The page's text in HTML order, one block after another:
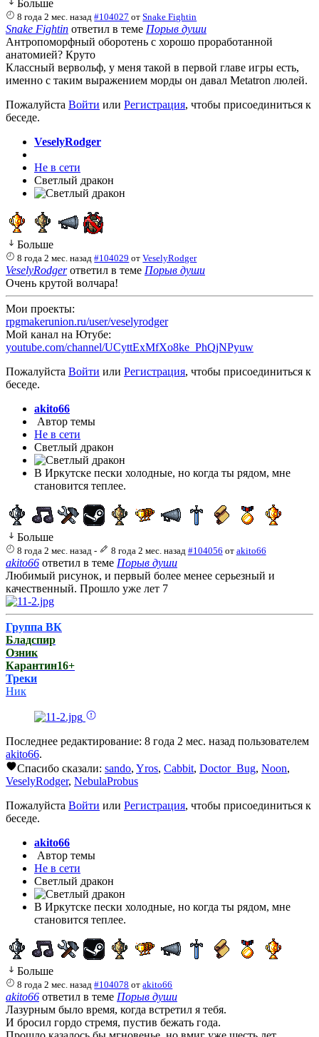
Больше
8 года 2 мес. назад #104027 отSnake Fightin
Snake Fightin ответил в теме Порыв души
Антропоморфный оборотень с хорошо проработанной
анатомией? Круто
Классный вервольф, у меня такой в первой главе игры есть,
именно с таким выражением морды он давал Metatron люлей.
Пожалуйста Войти или Регистрация, чтобы присоединиться к
беседе.
VeselyRodger
Не в сети
Светлый дракон
Больше
8 года 2 мес. назад #104029 отVeselyRodger
VeselyRodgerответил в теме Порыв души
Очень крутой волчара!
Мои проекты:
rpgmakerunion.ru/user/veselyrodger
Мой канал на Ютубе:
youtube.com/channel/UCyttExMfXo8ke_PhQjNPyuw
Пожалуйста Войти или Регистрация, чтобы присоединиться к
беседе.
akito66
Автор темы
Не в сети
Светлый дракон
В Иркутске пески холодные, но когда ты рядом, мне
становится теплее.
Больше
8 года 2 мес. назад - 8 года 2 мес. назад #104056 от akito66
akito66 ответил в теме Порыв души
Любимый рисунок, и первый более менее серьезный и
качественный. Прошло уже лет 7
Группа ВК
Бладспир
Озник
Карантин16+
Треки
Ник
Последнее редактирование: 8 года 2 мес. назад пользователем
akito66.
Спасибо сказали: sando, Yros, Cabbit, Doctor_Bug, Noon,
VeselyRodger, NebulaProbus
Пожалуйста Войти или Регистрация, чтобы присоединиться к
беседе.
akito66
Автор темы
Не в сети
Светлый дракон
В Иркутске пески холодные, но когда ты рядом, мне
становится теплее.
Больше
8 года 2 мес. назад #104078 отakito66
akito66 ответил в теме Порыв души
Лазурным было время, когда встретил я тебя.
И бросил гордо стремя, пустив бежать года.